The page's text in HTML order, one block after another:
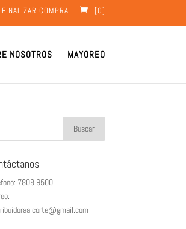
FINALIZAR COMPRA [0]
NOSOTROS MAYOREO
7808 9500